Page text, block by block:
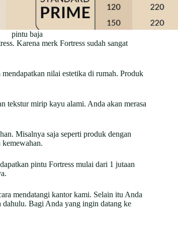
pintu baja
Karena merk Fortress sudah sangat
nilai estetika di rumah. Produk
tekstur mirip kayu alami. Anda akan merasa
Misalnya saja seperti produk dengan
pintu Fortress mulai dari 1 jutaan
mendatangi kantor kami. Selain itu Anda
Bagi Anda yang ingin datang ke